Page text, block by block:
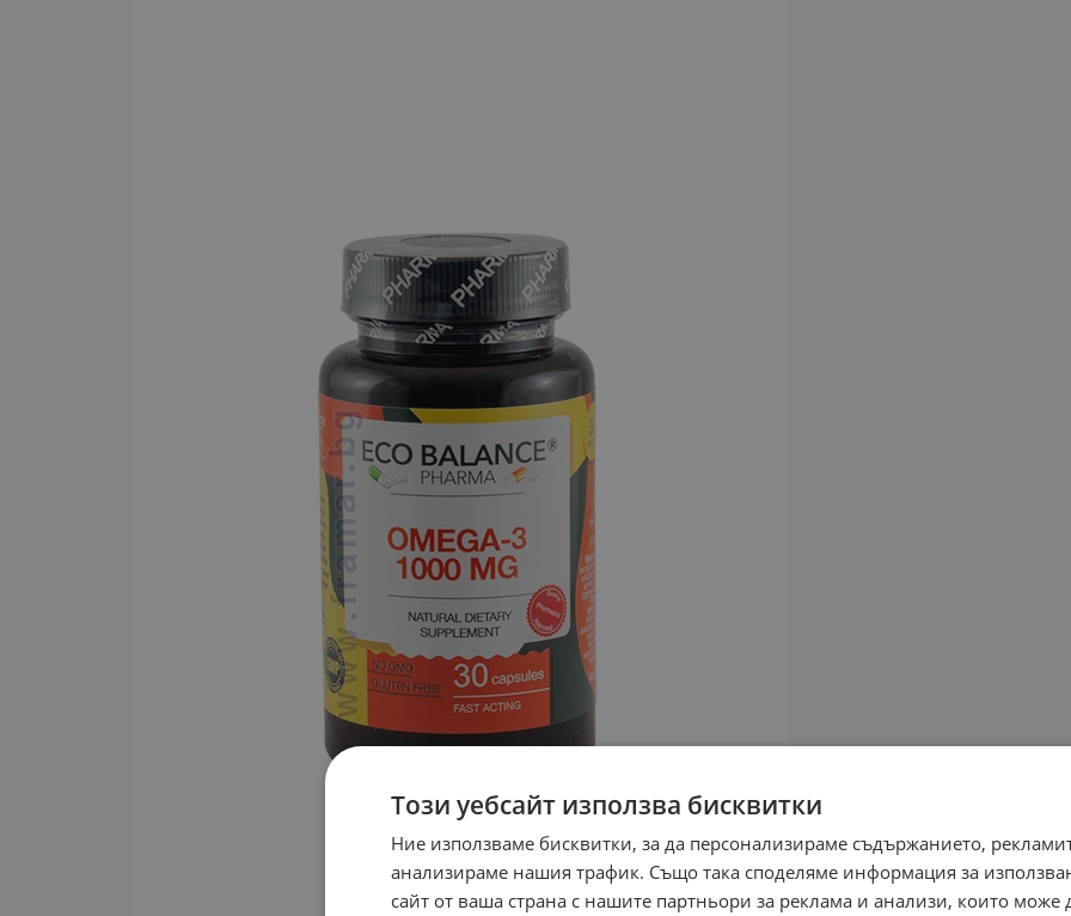
Този уебсайт използва бисквитки
Ние използваме бисквитки, за да персонализираме съдържанието,
анализираме нашия трафик. Също така споделяме информация за
сайт от ваша страна с нашите партньори за реклама и анализи, които може